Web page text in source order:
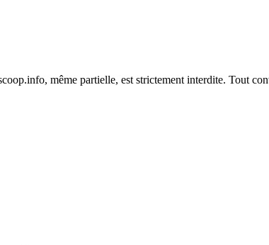
même partielle, est strictement interdite. Tout